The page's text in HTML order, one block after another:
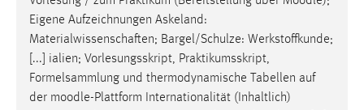
Eigene Aufzeichnungen Askeland:
Materialwissenschaften; Bargel/Schulze: Werkstoffkunde;
[...] ialien; Vorlesungsskript, Praktikumsskript,
Formelsammlung und thermodynamische Tabellen auf
der moodle-Plattform Internationalität (Inhaltlich)